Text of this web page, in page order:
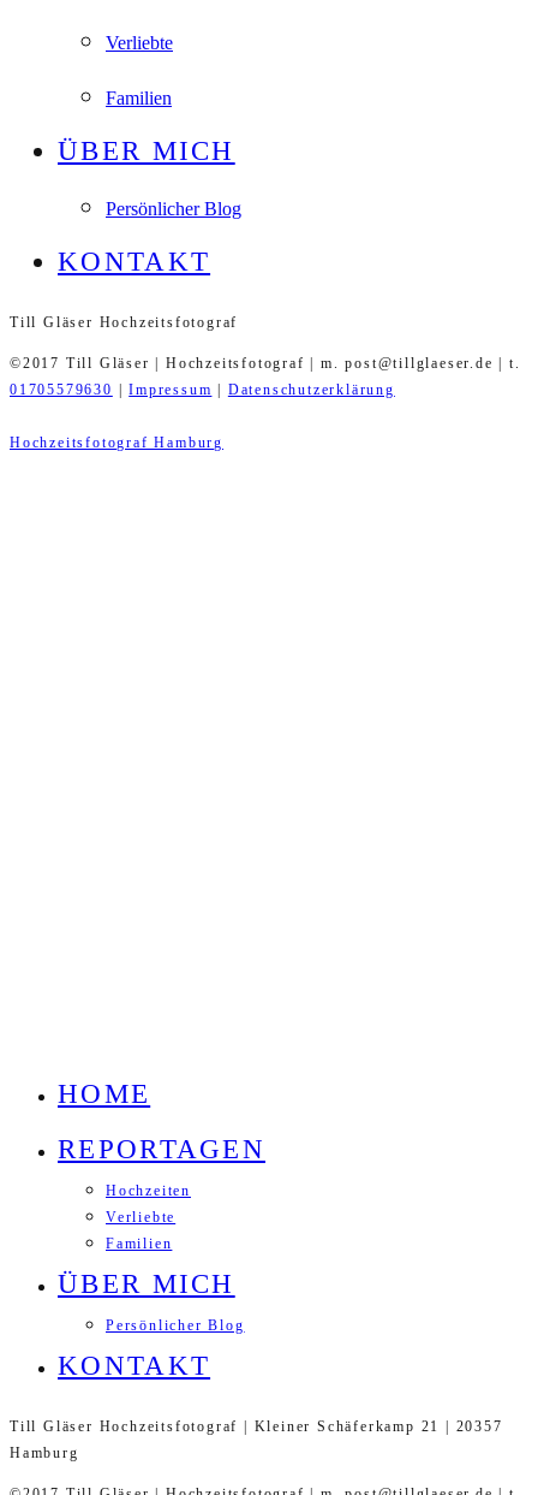
Verliebte
Familien
ÜBER MICH
Persönlicher Blog
KONTAKT
Till Gläser Hochzeitsfotograf
©2017 Till Gläser | Hochzeitsfotograf | m. post@tillglaeser.de | t.
01705579630
|Impressum Datenschutzerklärung
Hochzeitsfotograf Hamburg
HOME
REPORTAGEN
Hochzeiten
Verliebte
Familien
ÜBER MICH
Persönlicher Blog
KONTAKT
Till Gläser Hochzeitsfotograf | Kleiner Schäferkamp 21 | 20357
Hamburg